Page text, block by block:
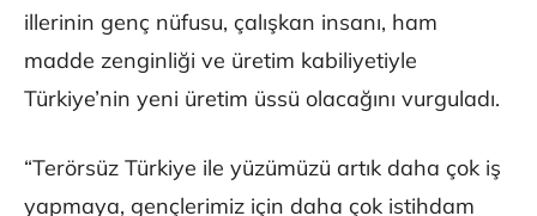
illerinin genç nüfusu, çalışkan insanı, ham
madde zenginliği ve üretim kabiliyetiyle
Türkiye’nin yeni üretim üssü olacağını vurguladı.
“Terörsüz Türkiye ile yüzümüzü artık daha çok iş
yapmaya, gençlerimiz için daha çok istihdam